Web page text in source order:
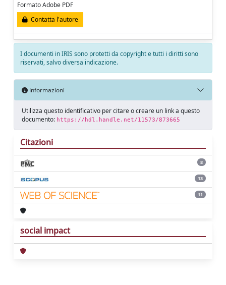
Formato Adobe PDF
Contatta l'autore
I documenti in IRIS sono protetti da copyright e tutti i diritti sono
riservati, salvo diversa indicazione.
Informazioni
Utilizza questo identificativo per citare o creare un link a questo
documento: https://hdl.handle.net/11573/873665
Citazioni
8
13
11
social impact